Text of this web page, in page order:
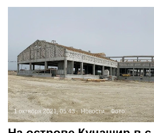
1 октября 2021, 05:43 Новости Фото: